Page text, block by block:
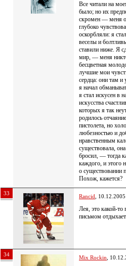
Все читали на
было; но их
скромен — меня
глубоко
оскорбляли: я
веселы и
ставили ниже. Я
мир, — меня
бесцветная
лучшие мои
сердца: они там
я начал
я стал искусен в
искусства
которых я так
родилось
пистолета, но
любезностью и
нравственным
существовала,
бросил, — тогда
каждого, и этого
о существовании
Похож, кажется?
33 Rancid ,
Лея, это какой-то
письмом
34 Mix Rockin ,